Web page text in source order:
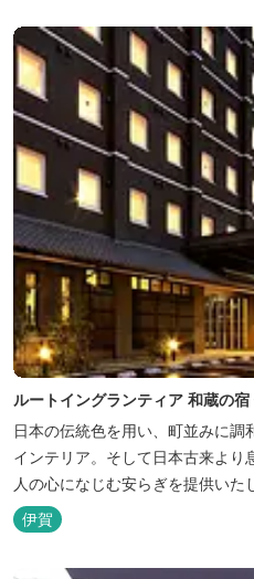
を満喫できる「露天風呂」、さ
お湯をお楽しみいただけま...
ルートイングランティア 和蔵の
日本の伝統色を用い、町並みに調
インテリア。そして日本古来よ
人の心になじむ安らぎを提供いた
トインホテルズの機能性や利便性
アンスを湛えた空間は、ビジネス
伊賀